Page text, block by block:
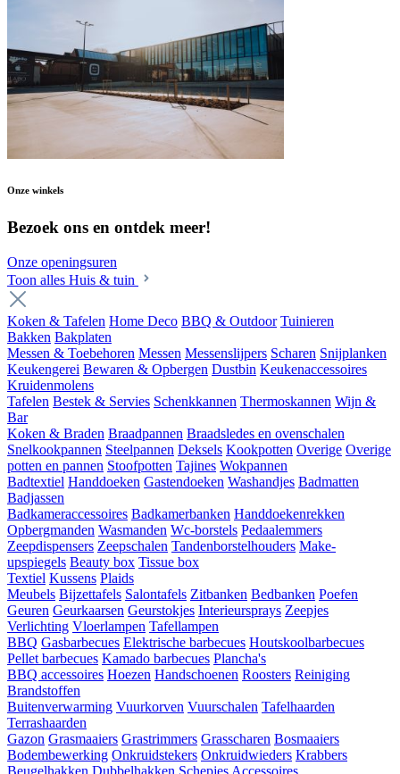
Onze winkels
Bezoek ons en ontdek meer!
Onze openingsuren
Toon alles Huis & tuin
Koken & Tafelen Home Deco BBQ & Outdoor Tuinieren
Bakken Bakplaten
Messen & Toebehoren Messen Messenslijpers Scharen Snijplanken
Keukengerei Bewaren & Opbergen Dustbin Keukenaccessoires
Kruidenmolens
Tafelen Bestek & Servies Schenkkannen Thermoskannen Wijn &
Bar
Koken & Braden Braadpannen Braadsledes en ovenschalen
Snelkookpannen Steelpannen Deksels Kookpotten Overige Overige
potten en pannen Stoofpotten Tajines Wokpannen
Badtextiel Handdoeken Gastendoeken Washandjes Badmatten
Badjassen
Badkameraccessoires Badkamerbanken Handdoekenrekken
Opbergmanden Wasmanden Wc-borstels Pedaalemmers
Zeepdispensers Zeepschalen Tandenborstelhouders Make-
upspiegels Beauty box Tissue box
Textiel Kussens Plaids
Meubels Bijzettafels Salontafels Zitbanken Bedbanken Poefen
Geuren Geurkaarsen Geurstokjes Interieursprays Zeepjes
Verlichting Vloerlampen Tafellampen
BBQ Gasbarbecues Elektrische barbecues Houtskoolbarbecues
Pellet barbecues Kamado barbecues Plancha's
BBQ accessoires Hoezen Handschoenen Roosters Reiniging
Brandstoffen
Buitenverwarming Vuurkorven Vuurschalen Tafelhaarden
Terrashaarden
Gazon Grasmaaiers Grastrimmers Grasscharen Bosmaaiers
Bodembewerking Onkruidstekers Onkruidwieders Krabbers
Beugelhakken Dubbelhakken Schepjes Accessoires